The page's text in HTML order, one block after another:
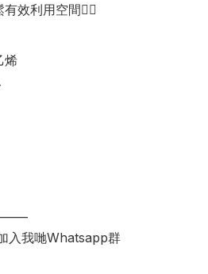
效利用空間👍🏻
烯
入我哋Whatsapp群